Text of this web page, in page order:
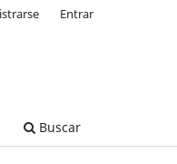
Buscar
Entrar